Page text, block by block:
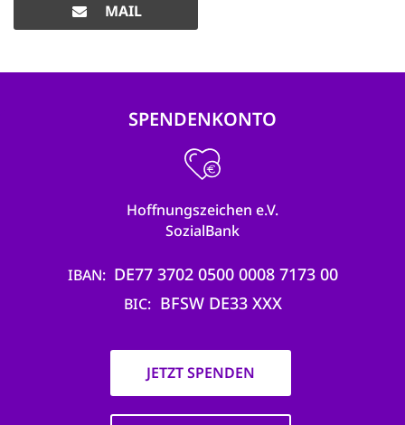
MAIL
SPENDENKONTO
Hoffnungszeichen e.V.
SozialBank
IBAN DE77 3702 0500 0008 7173 00
BIC BFSW DE33 XXX
JETZT SPENDEN